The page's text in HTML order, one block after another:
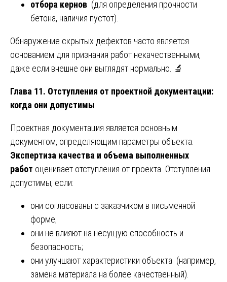
отбора кернов (для определения прочности
бетона, наличия пустот).
Обнаружение скрытых дефектов часто является
основанием для признания работ некачественными,
даже если внешне они выглядят нормально. 🔬
Глава 11. Отступления от проектной документации:
когда они допустимы
Проектная документация является основным
документом, определяющим параметры объекта.
Экспертиза качества и объема выполненных
работ оценивает отступления от проекта. Отступления
допустимы, если:
они согласованы с заказчиком в письменной
форме;
они не влияют на несущую способность и
безопасность;
они улучшают характеристики объекта (например,
замена материала на более качественный).